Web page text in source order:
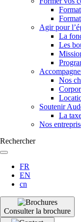
Agir pour
La
Les
Nos
Soutenir
La
Nos
Rechercher
FR
EN
cn
Consulter la brochure